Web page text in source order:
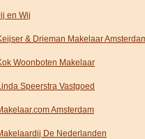
en Wij
& Drieman Makelaar
Woonboten Makelaar
Speerstra Vastgoed
Amsterdam
De Nederlanden